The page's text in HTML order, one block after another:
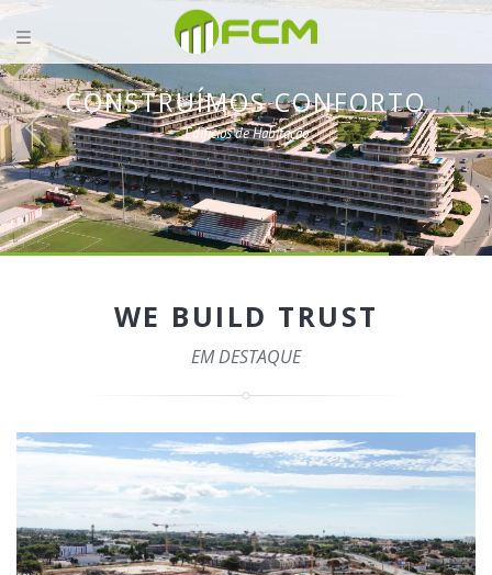
CONSTRUÍMOS CONFORTO
Edifícios de Habitação
WE BUILD TRUST
EM DESTAQUE